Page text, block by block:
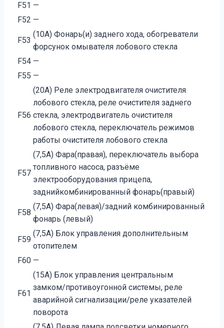
F51 —
F52 —
F53
(10A) Фонарь(и) заднего хода, обогреватели
форсунок омывателя лобового стекла
F54 —
F55 —
F56
(20A) Реле электродвигателя очистителя
лобового стекла, реле очистителя заднего
стекла, электродвигатель очистителя
лобового стекла, переключатель режимов
работы очистителя лобового стекла
F57
(7,5A) Фара(правая), переключатель выбора
топливного насоса, разъёме
электрооборудования прицепа,
заднийкомбинированный фонарь(правый)
F58
(7,5A) Фара(левая)/задний комбинированный
фонарь (левый)
F59
(7,5A) Блок управления дополнительным
отопителем
F60 —
F61
(15A) Блок управления центральным
замком/противоугонной системы, реле
аварийной сигнализации/реле указателей
поворота